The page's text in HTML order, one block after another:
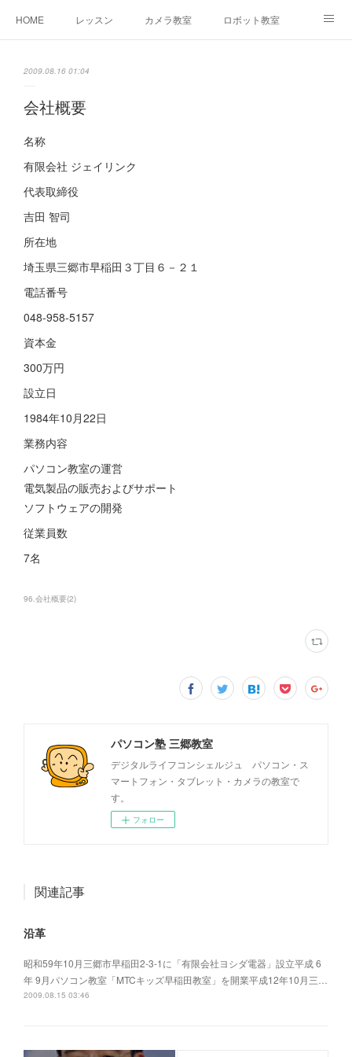
HOME レッスン カメラ教室 ロボット教室
2009.08.16 01:04
会社概要
名称
有限会社 ジェイリンク
代表取締役
吉田 智司
所在地
埼玉県三郷市早稲田３丁目６－２１
電話番号
048-958-5157
資本金
300万円
設立日
1984年10月22日
業務内容
パソコン教室の運営
電気製品の販売およびサポート
ソフトウェアの開発
従業員数
7名
96.会社概要(2)
パソコン塾 三郷教室
デジタルライフコンシェルジュ パソコン・ス
マートフォン・タブレット・カメラの教室で
す。
フォロー
関連記事
沿革
昭和59年10月三郷市早稲田2-3-1に「有限会社ヨシダ電器」設立平成 6
年 9月パソコン教室「MTCキッズ早稲田教室」を開業平成12年10月三…
2009.08.15 03:46